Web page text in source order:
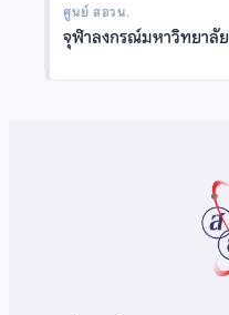
ศูนย์ สอวน.
จุฬาลงกรณ์มหาวิทยาลัย